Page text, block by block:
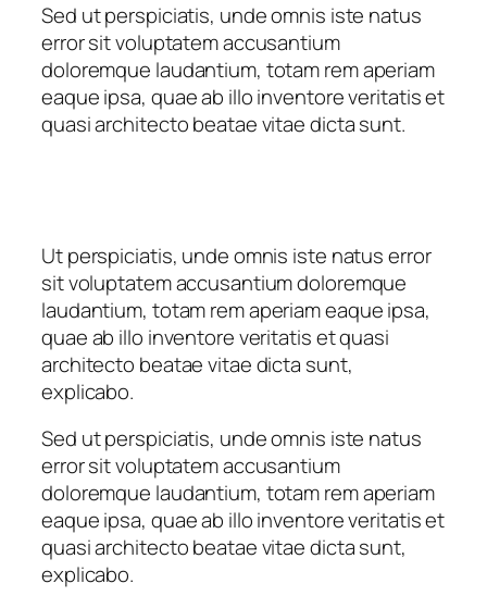
Sed ut perspiciatis, unde omnis iste natus
error sit voluptatem accusantium
doloremque laudantium, totam rem aperiam
eaque ipsa, quae ab illo inventore veritatis et
quasi architecto beatae vitae dicta sunt.
Ut perspiciatis, unde omnis iste natus error
sit voluptatem accusantium doloremque
laudantium, totam rem aperiam eaque ipsa,
quae ab illo inventore veritatis et quasi
architecto beatae vitae dicta sunt,
explicabo.
Sed ut perspiciatis, unde omnis iste natus
error sit voluptatem accusantium
doloremque laudantium, totam rem aperiam
eaque ipsa, quae ab illo inventore veritatis et
quasi architecto beatae vitae dicta sunt,
explicabo.